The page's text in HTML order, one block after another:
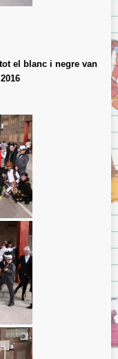
el blanc i negre van